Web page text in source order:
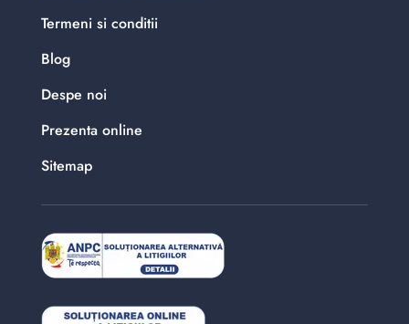
Termeni si conditii
Blog
Despe noi
Prezenta online
Sitemap